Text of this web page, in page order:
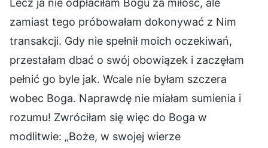
zamiast tego próbowałam dokonywać z Nim
transakcji. Gdy nie spełnił moich oczekiwań,
przestałam dbać o swój obowiązek i zaczęłam
pełnić go byle jak. Wcale nie byłam szczera
wobec Boga. Naprawdę nie miałam sumienia i
rozumu! Zwróciłam się więc do Boga w
modlitwie: „Boże, w swojej wierze